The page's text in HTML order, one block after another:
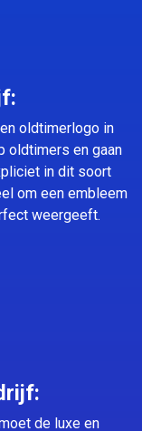
oldtimerlogo in
oldtimers en gaan
in dit soort
om een embleem
weergeeft.
de luxe en